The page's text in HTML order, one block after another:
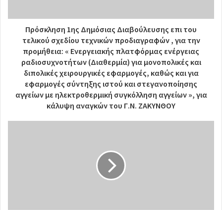
Πρόσκληση 1ης Δημόσιας Διαβούλευσης επι του
τελικού σχεδίου τεχνικών προδιαγραφών , για την
προμήθεια: « Ενεργειακής πλατφόρμας ενέργειας
ραδιοσυχνοτήτων (Διαθερμία) για μονοπολικές και
διπολικές χειρουργικές εφαρμογές, καθώς και για
εφαρμογές σύντηξης ιστού και στεγανοποίησης
αγγείων με ηλεκτροθερμική συγκόλληση αγγείων », για
κάλυψη αναγκών του Γ.Ν. ΖΑΚΥΝΘΟΥ